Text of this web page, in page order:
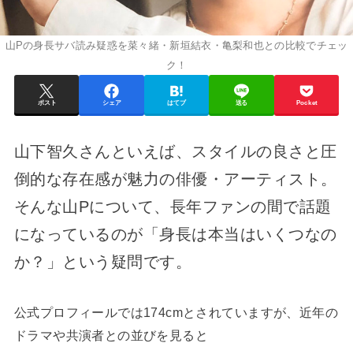
山Pの身長サバ読み疑惑を菜々緒・新垣結衣・亀梨和也との比較でチェッ
ク！
ポスト シェア はてブ 送る Pocket
山下智久さんといえば、スタイルの良さと圧
倒的な存在感が魅力の俳優・アーティスト。
そんな山Pについて、長年ファンの間で話題
になっているのが「身長は本当はいくつなの
か？」という疑問です。
公式プロフィールでは174cmとされていますが、近年の
ドラマや共演者との並びを見ると